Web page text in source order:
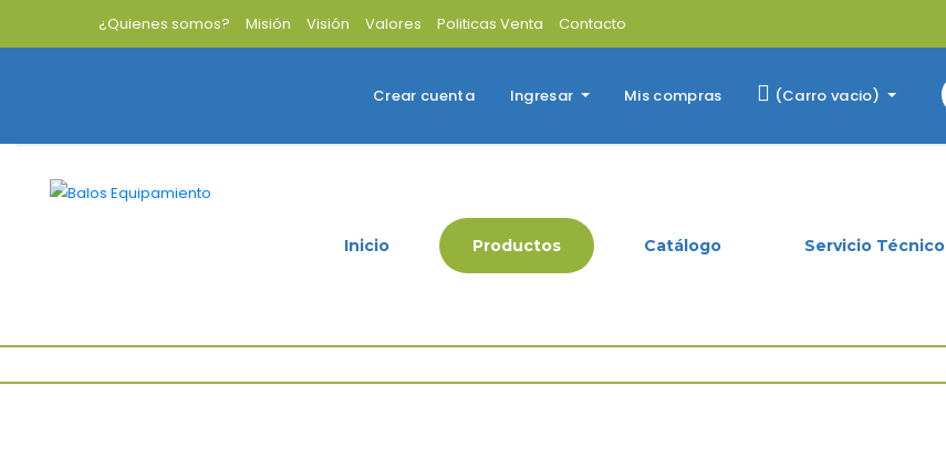
¿Quienes somos? Misión Visión Valores Politicas Venta Contacto
Crear cuenta Ingresar Mis compras (Carro vacio)
Inicio Productos Catálogo Servicio Técnico